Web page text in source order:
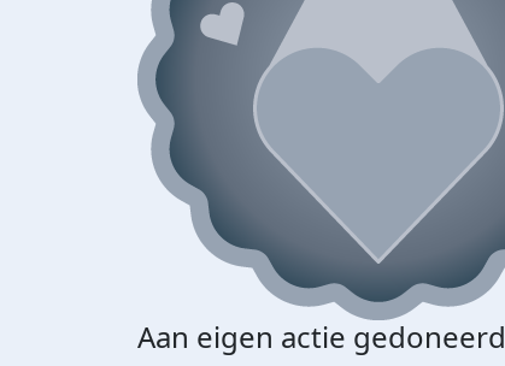
Aan eigen actie gedoneerd